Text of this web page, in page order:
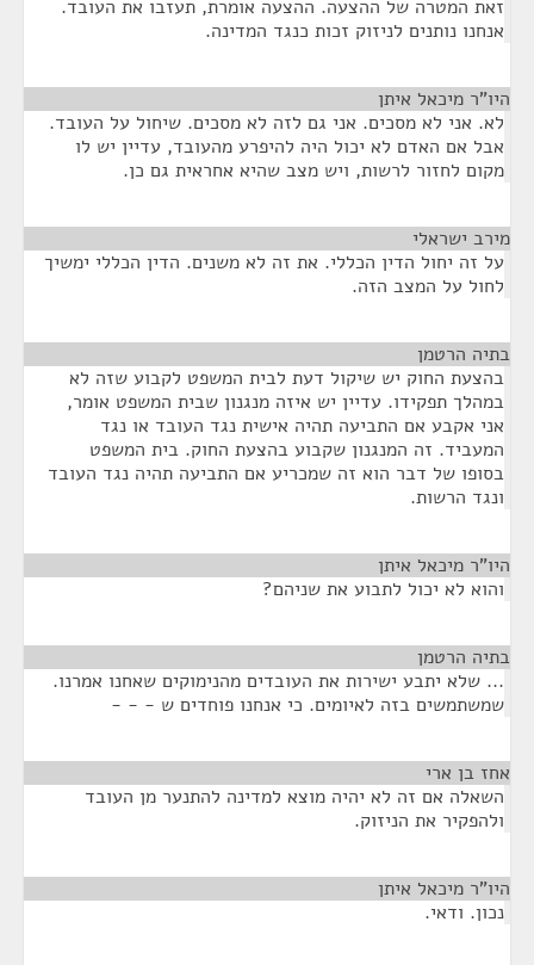
זאת המטרה של ההצעה. ההצעה אומרת, תעזבו את העובד.
אנחנו נותנים לניזוק זכות כנגד המדינה.
היו"ר מיכאל איתן
לא. אני לא מסכים. אני גם לזה לא מסכים. שיחול על העובד.
אבל אם האדם לא יכול היה להיפרע מהעובד, עדיין יש לו
מקום לחזור לרשות, ויש מצב שהיא אחראית גם כן.
מירב ישראלי
על זה יחול הדין הכללי. את זה לא משנים. הדין הכללי ימשיך
לחול על המצב הזה.
בתיה הרטמן
בהצעת החוק יש שיקול דעת לבית המשפט לקבוע שזה לא
במהלך תפקידו. עדיין יש איזה מנגנון שבית המשפט אומר,
אני אקבע אם התביעה תהיה אישית נגד העובד או נגד
המעביד. זה המנגנון שקבוע בהצעת החוק. בית המשפט
בסופו של דבר הוא זה שמכריע אם התביעה תהיה נגד העובד
ונגד הרשות.
היו"ר מיכאל איתן
והוא לא יכול לתבוע את שניהם?
בתיה הרטמן
... שלא יתבע ישירות את העובדים מהנימוקים שאחנו אמרנו.
שמשתמשים בזה לאיומים. כי אנחנו פוחדים ש - - -
אחז בן ארי
השאלה אם זה לא יהיה מוצא למדינה להתנער מן העובד
ולהפקיר את הניזוק.
היו"ר מיכאל איתן
נכון. ודאי.